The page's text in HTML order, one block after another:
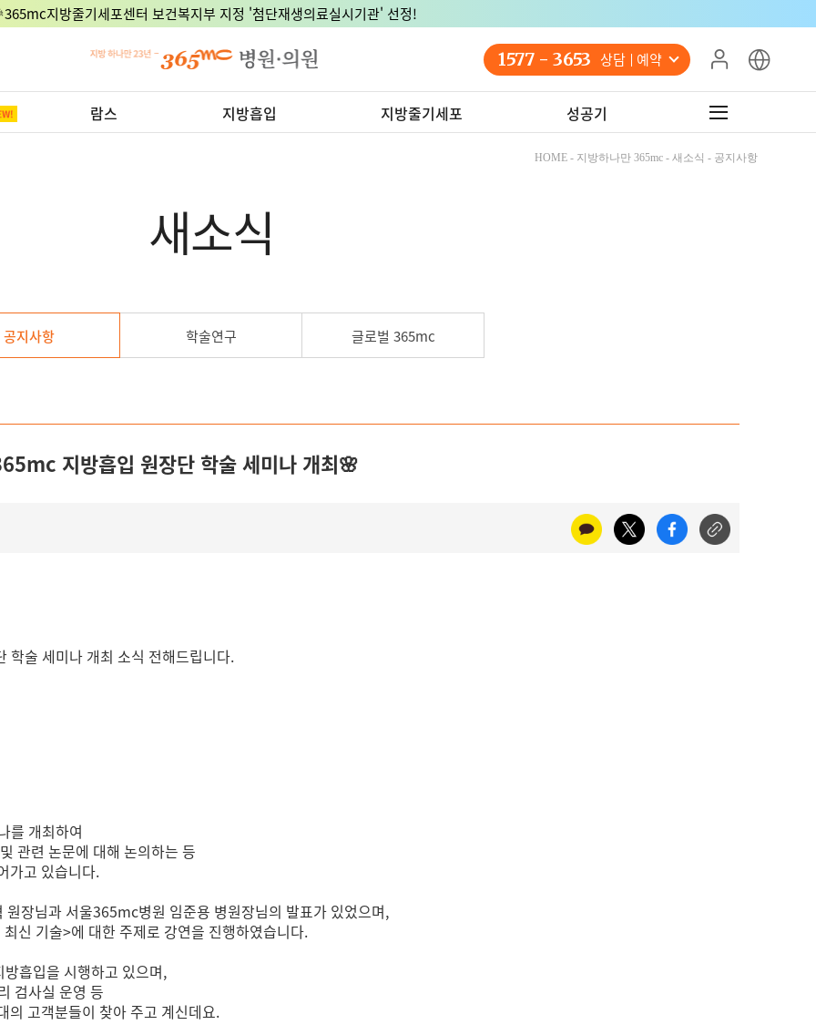
지방줄기세포센터 보건복지부 지정 '첨단재생의료실시기관' 선정!
1577 - 3653 상담 예약
람스 지방흡입 지방줄기세포 성공기
HOME - 지방하나만 365mc - 새소식 - 공지사항
새소식
공지사항 학술연구 글로벌 365mc
지방흡입 원장단 학술 세미나 개최🌸
술 세미나 개최 소식 전해드립니다.
를 개최하여
관련 논문에 대해 논의하는 등
가고 있습니다.
장님과 서울365mc병원 임준용 병원장님의 발표가 있었으며,
신 기술>에 대한 주제로 강연을 진행하였습니다.
흡입을 시행하고 있으며,
검사실 운영 등
의 고객분들이 찾아 주고 계신데요.